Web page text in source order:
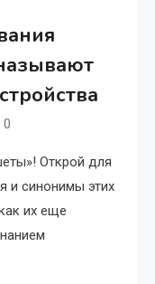
0
Открой для
и синонимы этих
их еще